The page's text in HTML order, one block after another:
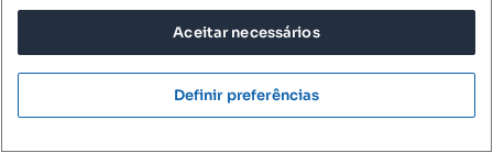
Terrenos para comprar - Alameda - Praça do Chile - Almirante
Escritórios para comprar - Alameda - Praça do Chile - Almirante
Aceitar necessários
Definir preferências